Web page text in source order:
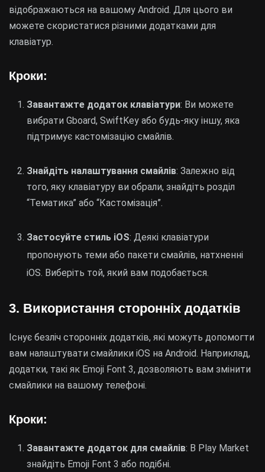
відображаються на вашому Android. Для цього ви
можете скористатися різними додатками для
клавіатур.
Кроки:
Завантажте додаток клавіатури: Ви можете
вибрати Gboard, SwiftKey або будь-яку іншу, яка
підтримує кастомізацію смайлів.
Знайдіть налаштування смайлів: Залежно від
того, яку клавіатуру ви обрали, знайдіть розділ
“Тематика” або “Кастомізація”.
Застосуйте стиль iOS: Деякі клавіатури
пропонують теми або пакети смайлів, натхненні
iOS. Виберіть той, який вам подобається.
3. Використання сторонніх додатків
Існує безліч сторонніх додатків, які можуть допомогти
вам налаштувати смайлики iOS на Android. Наприклад,
додатки, такі як Emoji Font 3, дозволяють вам змінити
смайлики на вашому телефоні.
Кроки:
Завантажте додаток для смайлів: В Play Market
знайдіть Emoji Font 3 або подібні.